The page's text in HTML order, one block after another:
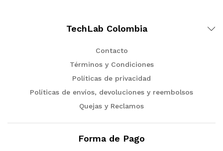
TechLab Colombia
Contacto
Términos y Condiciones
Políticas de privacidad
Políticas de envíos, devoluciones y reembolsos
Quejas y Reclamos
Forma de Pago